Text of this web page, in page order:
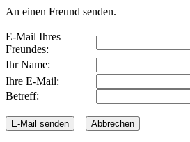
An einen Freund senden.
E-Mail Ihres
Freundes:
Ihr Name:
Ihre E-Mail:
Betreff: